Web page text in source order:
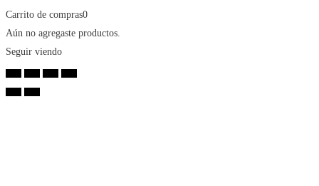
Carrito de compras0
Aún no agregaste productos.
Seguir viendo